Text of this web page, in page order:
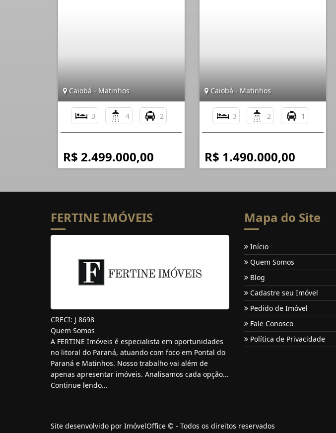
Caiobá - Matinhos
3 4 2
R$ 2.499.000,00
Caiobá - Matinhos
3 2 1
R$ 1.490.000,00
FERTINE IMÓVEIS
CRECI: J 8698
Quem Somos
A FERTINE Imóveis é especialista em oportunidades
no litoral do Paraná, atuando com foco em Pontal do
Paraná e Matinhos. Nosso trabalho vai além de
apenas apresentar imóveis. Analisamos cada opção...
Continue lendo...
Mapa do Site
Início
Quem Somos
Blog
Cadastre seu Imóvel
Pedido de Imóvel
Fale Conosco
Política de Privacidade
Site desenvolvido por ImóvelOffice © - Todos os direitos reservados